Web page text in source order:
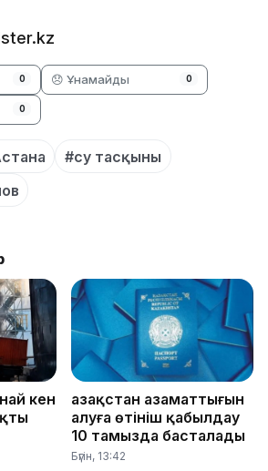
0 😞 Ұнамайды 0
0
#су тасқыны
кен
Қазақстан азаматтығын
алуға өтініш қабылдау
10 тамызда басталады
Бүгін, 13:42